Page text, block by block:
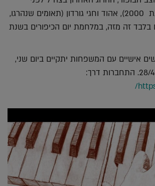
היציאה מלבנון בשנת 2000), אהוד וחגי גורדון (תאומים שנהרגו,
של 13 ימים בלבד זה מזה, במלחמת יום הכיפורים בשנת
אישיים עם המשפחות יתקיים ביום שני,